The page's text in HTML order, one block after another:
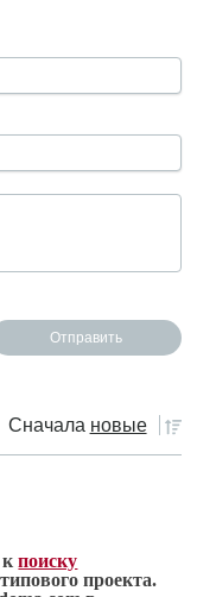
Сначала новые
кпоиску
проекта.